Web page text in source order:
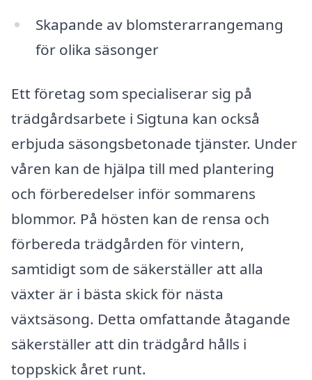
Skapande av blomsterarrangemang
för olika säsonger
Ett företag som specialiserar sig på
trädgårdsarbete i Sigtuna kan också
erbjuda säsongsbetonade tjänster. Under
våren kan de hjälpa till med plantering
och förberedelser inför sommarens
blommor. På hösten kan de rensa och
förbereda trädgården för vintern,
samtidigt som de säkerställer att alla
växter är i bästa skick för nästa
växtsäsong. Detta omfattande åtagande
säkerställer att din trädgård hålls i
toppskick året runt.